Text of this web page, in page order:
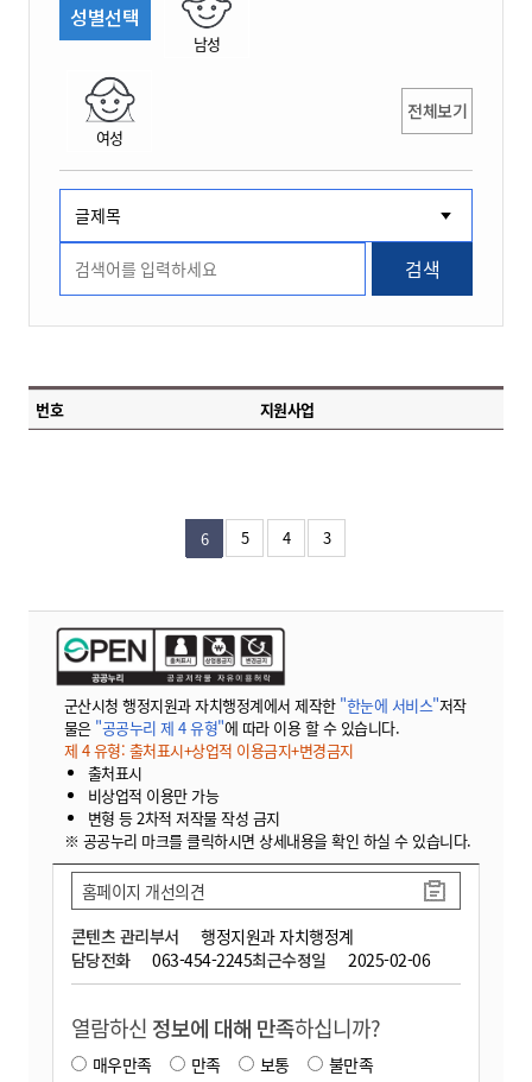
성별선택
남성
여성
전체보기
검색
번호 지원사업
6 5 4 3
군산시청 행정지원과 자치행정계에서 제작한 "한눈에 서비스"저작
물은 "공공누리 제 4 유형"에 따라 이용 할 수 있습니다.
제 4 유형: 출처표시+상업적 이용금지+변경금지
출처표시
비상업적 이용만 가능
변형 등 2차적 저작물 작성 금지
※ 공공누리 마크를 클릭하시면 상세내용을 확인 하실 수 있습니다.
콘텐츠 관리부서
행정지원과 자치행정계
담당전화
063-454-2245최근수정일 2025-02-06
홈페이지 개선의견
열람하신 정보에 대해 만족하십니까?
매우만족 만족 보통
불만족